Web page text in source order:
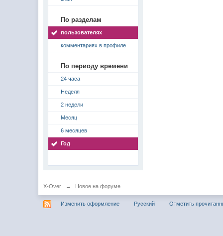
По разделам
пользователях
комментариях в профиле
По периоду времени
24 часа
Неделя
2 недели
Месяц
6 месяцев
Год
X-Over → Новое на форуме
Изменить оформление Русский Отметить